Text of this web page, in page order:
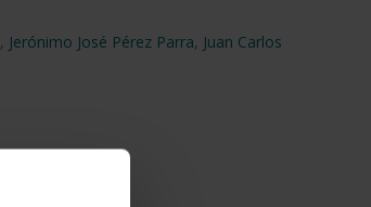
, Jerónimo José Pérez Parra, Juan Carlos